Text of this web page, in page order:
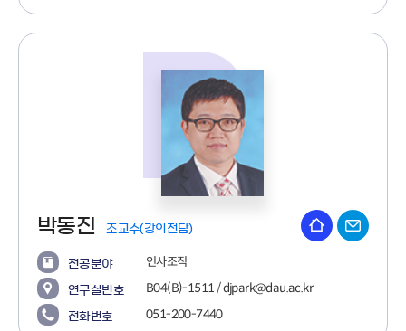
박동진 조교수(강의전담)
전공분야 인사조직
연구실번호 B04(B)-1511 / djpark@dau.ac.kr
전화번호 051-200-7440